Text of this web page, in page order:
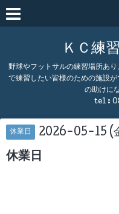
ＫＣ練
野球やフットサルの練習場所あ
で練習したい皆様のための施設
の助けに
tel :
休業日 2026-05-15 (
休業日